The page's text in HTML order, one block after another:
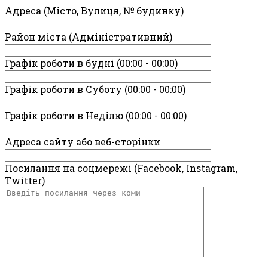
Адреса (Місто, Вулиця, № будинку)
Район міста (Адміністративний)
Графік роботи в будні (00:00 - 00:00)
Графік роботи в Суботу (00:00 - 00:00)
Графік роботи в Неділю (00:00 - 00:00)
Адреса сайту або веб-сторінки
Посилання на соцмережі (Facebook, Instagram,
Twitter)